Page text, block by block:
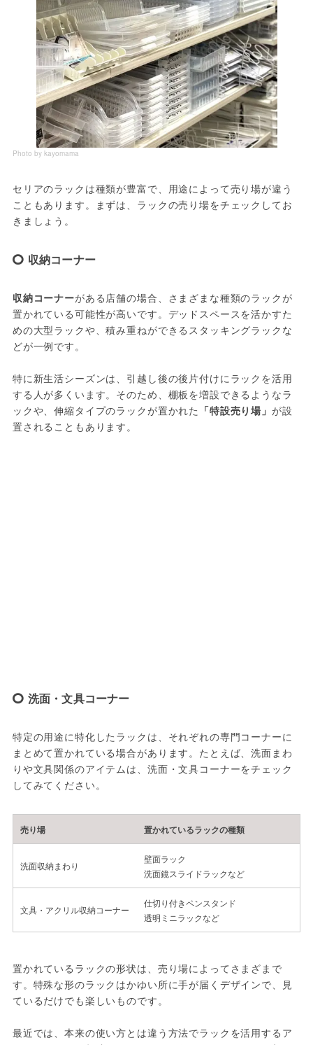
Photo by kayomama
セリアのラックは種類が豊富で、用途によって売り場が違う
こともあります。まずは、ラックの売り場をチェックしてお
きましょう。
収納コーナー
収納コーナーがある店舗の場合、さまざまな種類のラックが
置かれている可能性が高いです。デッドスペースを活かすた
めの大型ラックや、積み重ねができるスタッキングラックな
どが一例です。
特に新生活シーズンは、引越し後の後片付けにラックを活用
する人が多くいます。そのため、棚板を増設できるようなラ
ックや、伸縮タイプのラックが置かれた 「特設売り場」 が設
置されることもあります。
洗面・文具コーナー
特定の用途に特化したラックは、それぞれの専門コーナーに
まとめて置かれている場合があります。たとえば、洗面まわ
りや文具関係のアイテムは、洗面・文具コーナーをチェック
してみてください。
売り場 置かれているラックの種類
洗面収納まわり
壁面ラック
洗面鏡スライドラックなど
文具・アクリル収納コーナー
仕切り付きペンスタンド
透明ミニラックなど
置かれているラックの形状は、売り場によってさまざまで
す。特殊な形のラックはかゆい所に手が届くデザインで、見
ているだけでも楽しいものです。
最近では、本来の使い方とは違う方法でラックを活用するア